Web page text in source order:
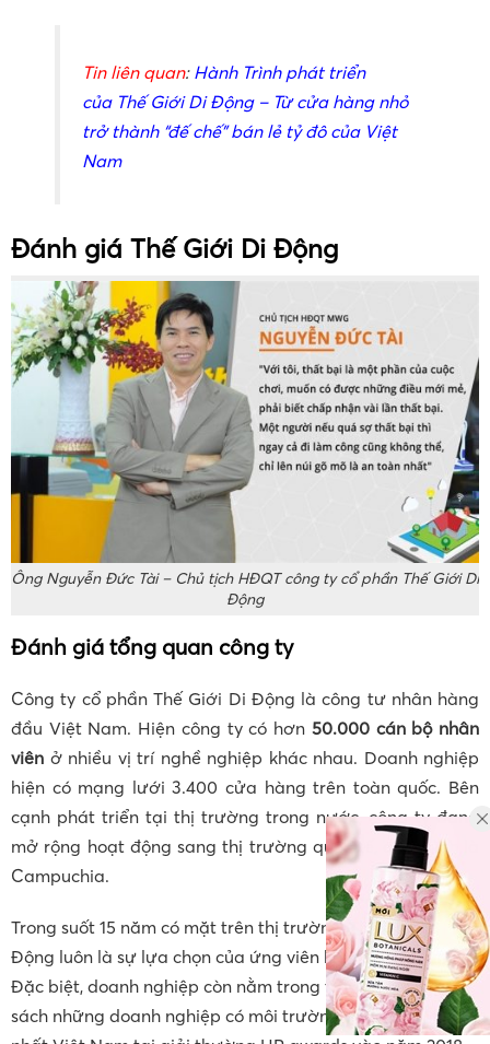
Tin liên quan: Hành Trình phát triển
của Thế Giới Di Động – Từ cửa hàng nhỏ
trở thành “đế chế” bán lẻ tỷ đô của Việt
Nam
Đánh giá Thế Giới Di Động
Ông Nguyễn Đức Tài – Chủ tịch HĐQT công ty cổ phần Thế Giới Di
Động
Đánh giá tổng quan công ty
Công ty cổ phần Thế Giới Di Động là công tư nhân hàng
đầu Việt Nam. Hiện công ty có hơn 50.000 cán bộ nhân
viên ở nhiều vị trí nghề nghiệp khác nhau. Doanh nghiệp
hiện có mạng lưới 3.400 cửa hàng trên toàn quốc. Bên
cạnh phát triển tại thị trường trong nước, công ty đang
mở rộng hoạt động sang thị trường quốc tế, điển hình là
Campuchia.
Trong suốt 15 năm có mặt trên thị trường, Thế Giới Di
Động luôn là sự lựa chọn của ứng viên khicần việc làm.
Đặc biệt, doanh nghiệp còn nằm trong top 1 của danh
sách những doanh nghiệp có môi trường làm việc tốt